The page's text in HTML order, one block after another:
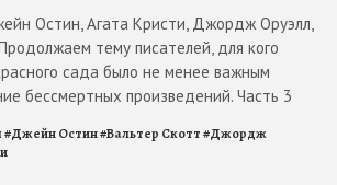
Остин, Агата Кристи, Джордж Оруэлл,
тему писателей, для кого
сада было не менее важным
бессмертных произведений. Часть 3
#Джейн Остин#Вальтер Скотт#Джордж